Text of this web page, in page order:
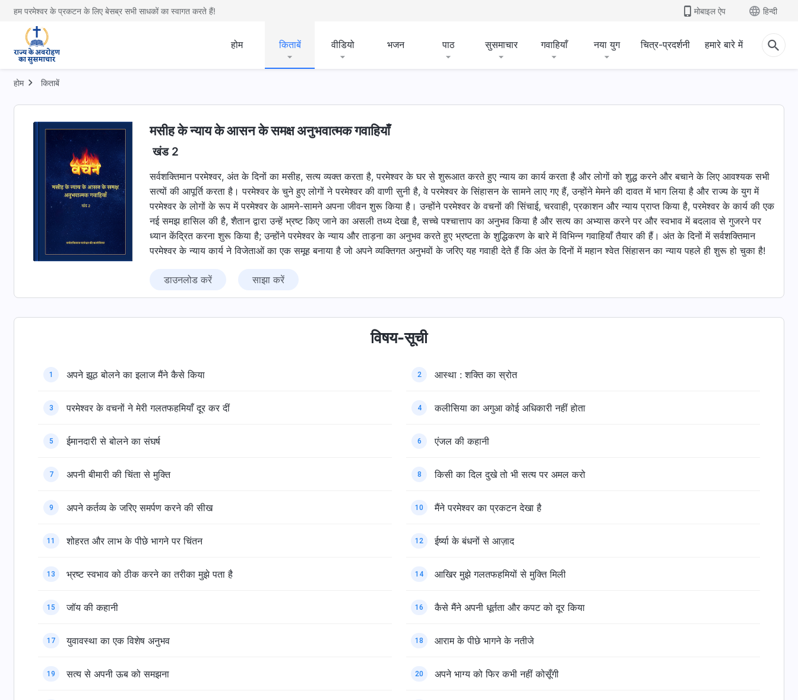
हम परमेश्वर के प्रकटन के लिए बेसब्र सभी साधकों का स्वागत करते हैं! मोबाइल ऐप हिन्दी
होम किताबें वीडियो भजन पाठ सुसमाचार गवाहियाँ नया युग चित्र-प्रदर्शनी हमारे बारे में
होम किताबें
मसीह के न्याय के आसन के समक्ष अनुभवात्मक गवाहियाँ
खंड 2
सर्वशक्तिमान परमेश्वर, अंत के दिनों का मसीह, सत्य व्यक्त करता है, परमेश्वर के घर से शुरूआत करते हुए न्याय का कार्य करता है और लोगों को शुद्ध करने और बचाने के लिए आवश्यक सभी
सत्यों की आपूर्ति करता है। परमेश्वर के चुने हुए लोगों ने परमेश्वर की वाणी सुनी है, वे परमेश्वर के सिंहासन के सामने लाए गए हैं, उन्होंने मेमने की दावत में भाग लिया है और राज्य के युग में
परमेश्वर के लोगों के रूप में परमेश्वर के आमने-सामने अपना जीवन शुरू किया है। उन्होंने परमेश्वर के वचनों की सिंचाई, चरवाही, प्रकाशन और न्याय प्राप्त किया है, परमेश्वर के कार्य की एक
नई समझ हासिल की है, शैतान द्वारा उन्हें भ्रष्ट किए जाने का असली तथ्य देखा है, सच्चे पश्चात्ताप का अनुभव किया है और सत्य का अभ्यास करने पर और स्वभाव में बदलाव से गुजरने पर
ध्यान केंद्रित करना शुरू किया है; उन्होंने परमेश्वर के न्याय और ताड़ना का अनुभव करते हुए भ्रष्टता के शुद्धिकरण के बारे में विभिन्न गवाहियाँ तैयार की हैं। अंत के दिनों में सर्वशक्तिमान
परमेश्वर के न्याय कार्य ने विजेताओं का एक समूह बनाया है जो अपने व्यक्तिगत अनुभवों के जरिए यह गवाही देते हैं कि अंत के दिनों में महान श्वेत सिंहासन का न्याय पहले ही शुरू हो चुका है!
डाउनलोड करें साझा करें
विषय-सूची
1 अपने झूठ बोलने का इलाज मैंने कैसे किया 2 आस्था : शक्ति का स्रोत
3 परमेश्वर के वचनों ने मेरी गलतफहमियाँ दूर कर दीं 4 कलीसिया का अगुआ कोई अधिकारी नहीं होता
5 ईमानदारी से बोलने का संघर्ष 6 एंजल की कहानी
7 अपनी बीमारी की चिंता से मुक्ति 8 किसी का दिल दुखे तो भी सत्य पर अमल करो
9 अपने कर्तव्य के जरिए समर्पण करने की सीख 10 मैंने परमेश्वर का प्रकटन देखा है
11 शोहरत और लाभ के पीछे भागने पर चिंतन 12 ईर्ष्या के बंधनों से आज़ाद
13 भ्रष्ट स्वभाव को ठीक करने का तरीका मुझे पता है 14 आखिर मुझे गलतफहमियों से मुक्ति मिली
15 जॉय की कहानी 16 कैसे मैंने अपनी धूर्तता और कपट को दूर किया
17 युवावस्था का एक विशेष अनुभव 18 आराम के पीछे भागने के नतीजे
19 सत्य से अपनी ऊब को समझना 20 अपने भाग्य को फिर कभी नहीं कोसूँगी